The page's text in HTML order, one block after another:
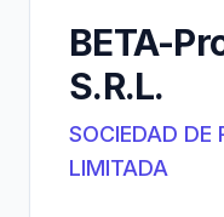
BETA-
S.R.L.
SOCIEDAD DE
LIMITADA